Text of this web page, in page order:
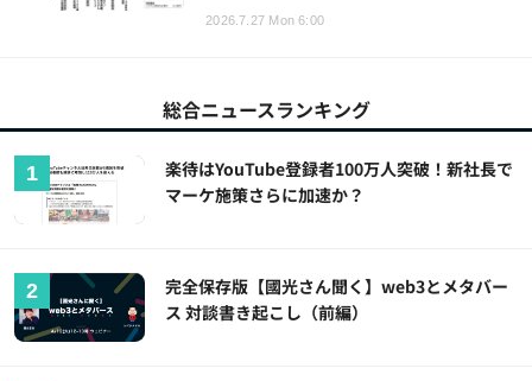
2026.7.27 Mon 6:00
総合ニュースランキング
楽待はYouTube登録者100万人突破！新社長で
マーケ施策さらに加速か？
完全保存版【國光さん聞く】web3とメタバー
ス 対談書き起こし（前編）